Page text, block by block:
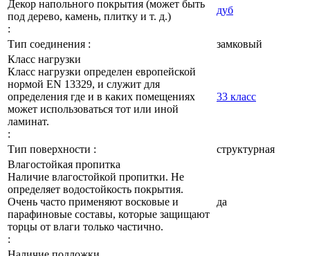
Декор напольного покрытия (может быть
под дерево, камень, плитку и т. д.)
:
дуб
Тип соединения :
замковый
Класс нагрузки
Класс нагрузки определен европейской
нормой EN 13329, и служит для
определения где и в каких помещениях
может использоваться тот или иной
ламинат.
:
33 класс
Тип поверхности :
структурная
Влагостойкая пропитка
Наличие влагостойкой пропитки. Не
определяет водостойкость покрытия.
Очень часто применяют восковые и
парафиновые составы, которые защищают
торцы от влаги только частично.
:
да